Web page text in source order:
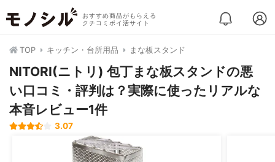
おすすめ商品がもらえる
クチコミポイ活サイト
TOP キッチン・台所用品 まな板スタンド
NITORI(ニトリ) 包丁まな板スタンドの悪
い口コミ・評判は？実際に使ったリアルな
本音レビュー1件
3.07